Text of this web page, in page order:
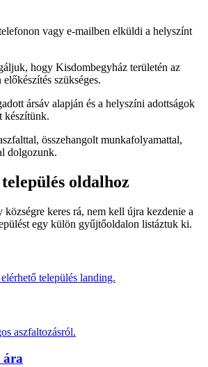
vagy e-mailben elküldi a helyszínt
hogy Kisdombegyház területén az
szükséges.
ársáv alapján és a helyszíni adottságok
készítünk.
összehangolt munkafolyamattal,
dolgozunk.
oldalhoz
keres rá, nem kell újra kezdenie a
egy külön gyűjtőoldalon listáztuk ki.
település landing.
aszfaltozásról.
ára